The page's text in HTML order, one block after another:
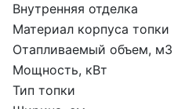
Внутренняя отделка
Материал корпуса топки
Отапливаемый объем, м3
Мощность, кВт
Тип топки